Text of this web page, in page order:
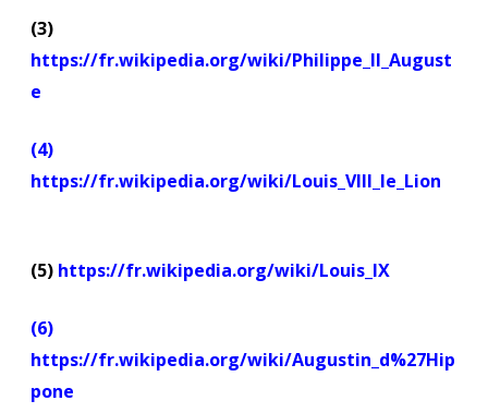
(3)
https://fr.wikipedia.org/wiki/Philippe_II_August
e
(4)
https://fr.wikipedia.org/wiki/Louis_VIII_le_Lion
(5) https://fr.wikipedia.org/wiki/Louis_IX
(6)
https://fr.wikipedia.org/wiki/Augustin_d%27Hip
pone